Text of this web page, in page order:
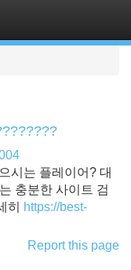
시는 플레이어? 대
충분한 사이트 검
히
https://best-
Report this page